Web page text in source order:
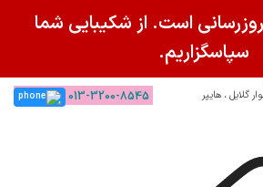
گلایل ، هایپر 013-3200-8545
است. از شکیبایی شما
سپاسگزاریم.